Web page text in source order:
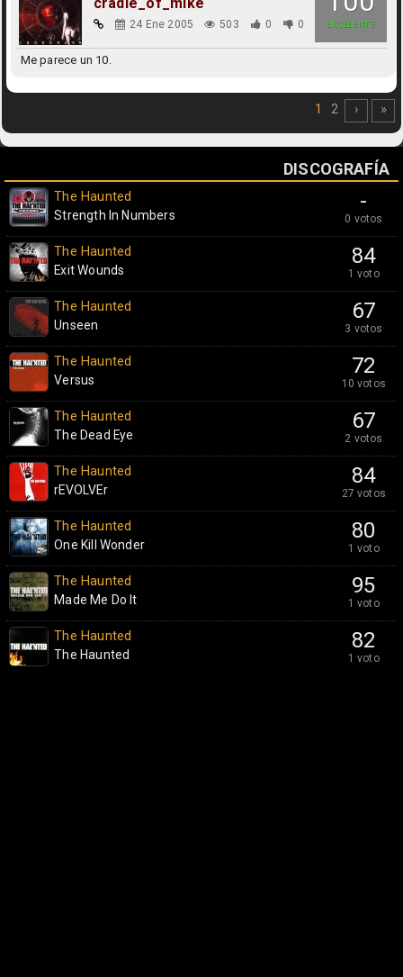
EXCELENTE
24 Ene 2005 503 0 0
Me parece un 10.
1 2 › »
DISCOGRAFÍA
-
0 votos
The Haunted
Strength In Numbers
84
1 voto
The Haunted
Exit Wounds
67
3 votos
The Haunted
Unseen
72
10 votos
The Haunted
Versus
67
2 votos
The Haunted
The Dead Eye
84
27 votos
The Haunted
rEVOLVEr
80
1 voto
The Haunted
One Kill Wonder
95
1 voto
The Haunted
Made Me Do It
82
1 voto
The Haunted
The Haunted